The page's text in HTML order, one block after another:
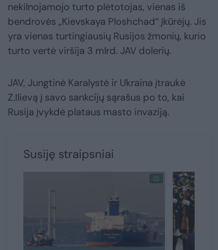
nekilnojamojo turto plėtotojas, vienas iš
bendrovės „Kievskaya Ploshchad“ įkūrėjų. Jis
yra vienas turtingiausių Rusijos žmonių, kurio
turto vertė viršija 3 mlrd. JAV dolerių.
JAV, Jungtinė Karalystė ir Ukraina įtraukė
Z.Ilievą į savo sankcijų sąrašus po to, kai
Rusija įvykdė plataus masto invaziją.
Susiję straipsniai